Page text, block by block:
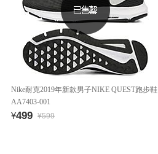
Nike耐克2019年新款男子NIKE QUEST跑步鞋
AA7403-001
¥499 ¥599